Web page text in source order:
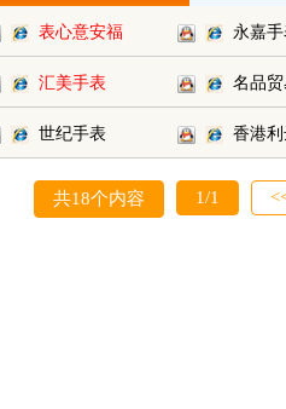
表心意安福 永嘉
汇美手表 名品
世纪手表 香港
共18个内容 1/1